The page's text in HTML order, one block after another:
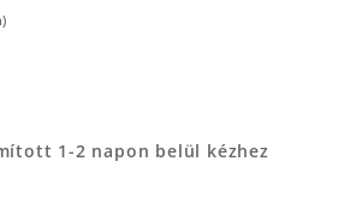
1-2 napon belül kézhez